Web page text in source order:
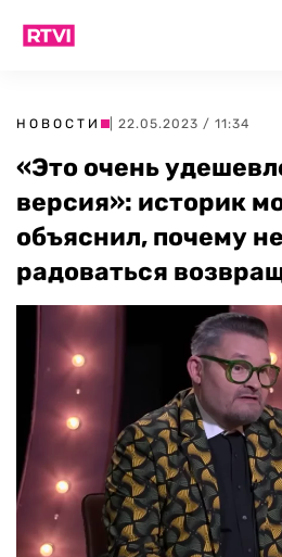
НОВОСТИ | 22.05.2023 / 11:34
«Это очень
версия»: историк
объяснил, почему
радоваться